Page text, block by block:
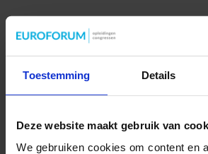
Toestemming Details
Deze website maakt gebruik van
We gebruiken cookies om content en